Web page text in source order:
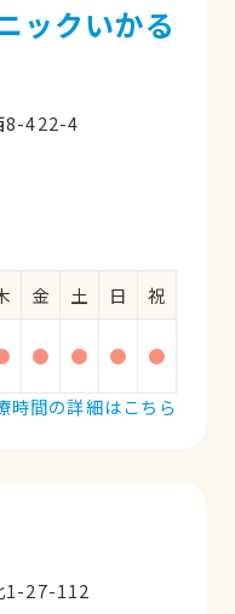
ックいかる
8-422-4
金 土 日
祝
● ● ●
●
時間の詳細はこちら
1-27-112